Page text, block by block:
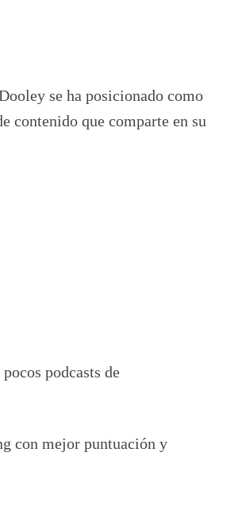
se ha posicionado como
contenido que comparte en su
podcasts de
con mejor puntuación y